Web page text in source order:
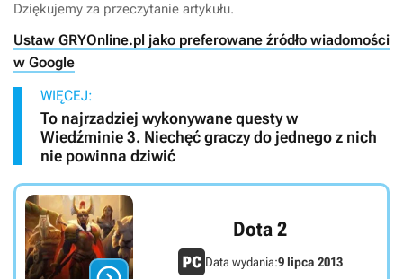
Dziękujemy za przeczytanie artykułu.
Ustaw GRYOnline.pl jako preferowane źródło wiadomości
w Google
WIĘCEJ:
To najrzadziej wykonywane questy w
Wiedźminie 3. Niechęć graczy do jednego z nich
nie powinna dziwić
Dota 2
Data wydania:9 lipca 2013